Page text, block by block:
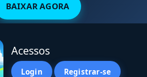
BAIXAR AGORA
Acessos
Login Registrar-se